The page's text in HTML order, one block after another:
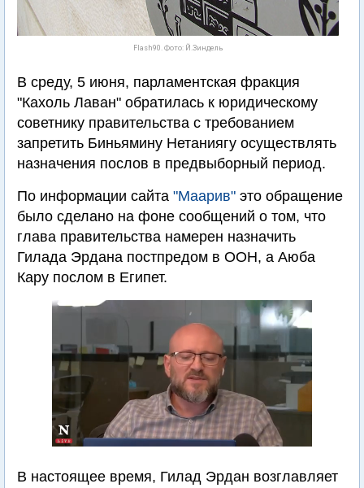
Flash90. Фото: Й.Зиндель
В среду, 5 июня, парламентская фракция
"Кахоль Лаван" обратилась к юридическому
советнику правительства с требованием
запретить Биньямину Нетаниягу осуществлять
назначения послов в предвыборный период.
По информации сайта "Маарив" это обращение
было сделано на фоне сообщений о том, что
глава правительства намерен назначить
Гилада Эрдана постпредом в ООН, а Аюба
Кару послом в Египет.
В настоящее время, Гилад Эрдан возглавляет